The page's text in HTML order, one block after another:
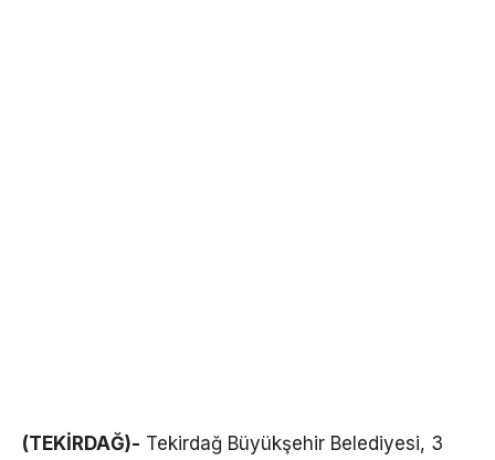
(TEKİRDAĞ)- Tekirdağ Büyükşehir Belediyesi, 3